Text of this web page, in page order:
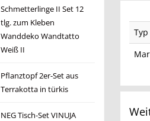
Schmetterlinge II Set 12
tlg. zum Kleben
Wanddeko Wandtatto
Weiß II
Pflanztopf 2er-Set aus
Terrakotta in türkis
NEG Tisch-Set VINUJA
Typ